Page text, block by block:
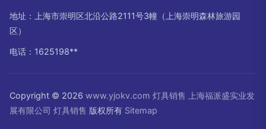
地址：上海市崇明区北沿公路2111号3幢（上海崇明森林旅游园
区）
电话：1625198**
Copyright © 2026 www.yjokv.com 灯具销售
上海福派盛实业发
展有限公司 灯具销售 版权所有 Sitemap